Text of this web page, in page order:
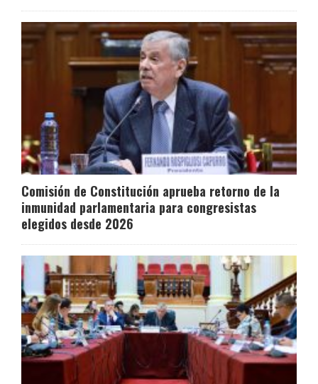
Comisión de Constitución aprueba retorno de la
inmunidad parlamentaria para congresistas
elegidos desde 2026